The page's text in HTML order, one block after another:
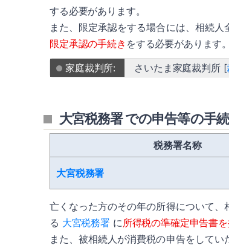
する必要があります。
また、限定承認をする場合には、相続
限定承認の手続き をする必要があります。
家庭裁判所:
さいたま家庭裁判所 [
大宮税務署 での申告等の手
税務署名称
大宮税務署
亡くなった方のその年の所得について
る 大宮税務署に 所得税の準確定申告書
また、被相続人が消費税の申告をしてい